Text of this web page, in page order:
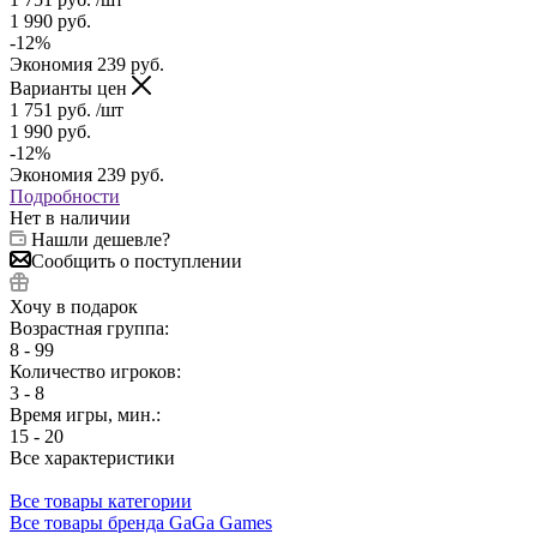
1 990 руб.
-12%
Экономия 239 руб.
Варианты цен
1 751 руб. /шт
1 990 руб.
-12%
Экономия 239 руб.
Подробности
Нет в наличии
Нашли дешевле?
Сообщить о поступлении
Хочу в подарок
Возрастная группа:
8 - 99
Количество игроков:
3 - 8
Время игры, мин.:
15 - 20
Все характеристики
Все товары категории
Все товары бренда GaGa Games